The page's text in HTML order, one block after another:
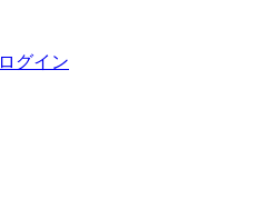
ログイン